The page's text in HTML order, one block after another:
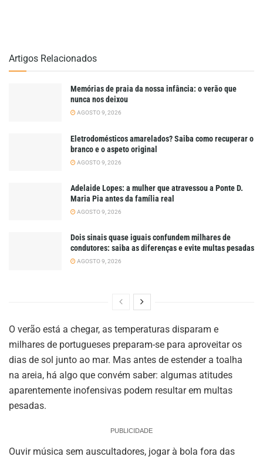
Artigos Relacionados
Memórias de praia da nossa infância: o verão que
nunca nos deixou
AGOSTO 9, 2026
Eletrodomésticos amarelados? Saiba como recuperar o
branco e o aspeto original
AGOSTO 9, 2026
Adelaide Lopes: a mulher que atravessou a Ponte D.
Maria Pia antes da família real
AGOSTO 9, 2026
Dois sinais quase iguais confundem milhares de
condutores: saiba as diferenças e evite multas pesadas
AGOSTO 9, 2026
O verão está a chegar, as temperaturas disparam e
milhares de portugueses preparam-se para aproveitar os
dias de sol junto ao mar. Mas antes de estender a toalha
na areia, há algo que convém saber: algumas atitudes
aparentemente inofensivas podem resultar em multas
pesadas.
PUBLICIDADE
Ouvir música sem auscultadores, jogar à bola fora das